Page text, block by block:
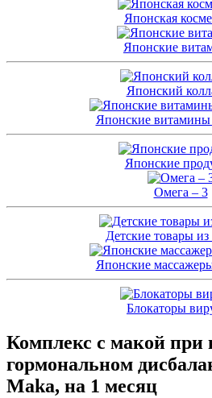
Японская
Японские
Японский
Японские витамины
Японские
Омега – 3
Детские товары
Японские
Блокаторы
Комплекс с макой при
гормональном
Maka, на 1 месяц